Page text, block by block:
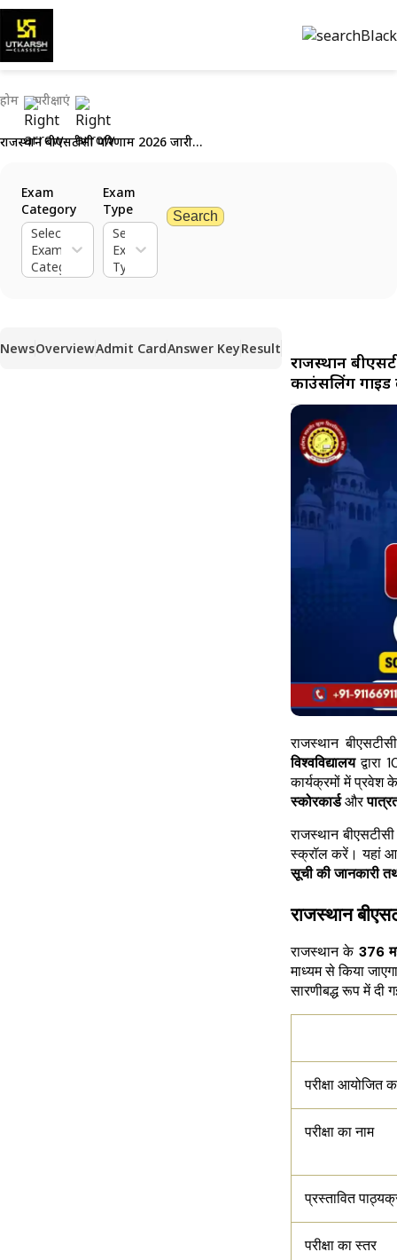
होम परीक्षाएं
राजस्थान बीएसटीसी परिणाम 2026 जारी: प्री डी.एल.एड. स्कोरकार्ड, कटऑफ और काउंसलिंग गाइड देखें
Exam
Category
Select
Exam
Category
Exam
Type
Select
Exam
Type
Search
NewsOverviewAdmit CardAnswer KeyResult
राजस्थान
काउंसलिंग
राजस्थान
विश्वविद्यालयद्वारा
कार्यक्रमों में प्रवेश
स्कोरकार्डऔर
राजस्थान
स्क्रॉल करें। यहां
सूची की जानकारी
राजस्थान
राजस्थान के 376
माध्यम से किया
सारणीबद्ध रूप में दी
परीक्षा आयोजित
परीक्षा का नाम
प्रस्तावित
परीक्षा का स्तर